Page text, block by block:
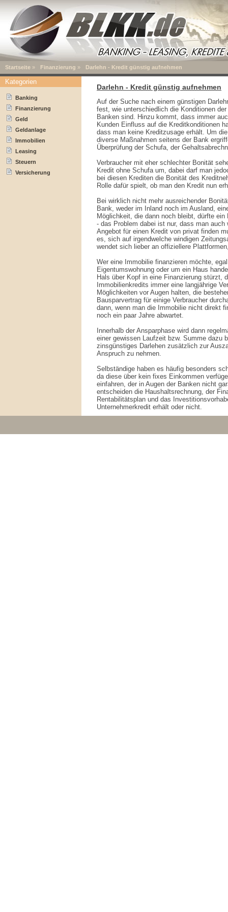
Startseite » Finanzierung » Darlehn - Kredit günstig aufnehmen
Darlehn - Kredit günstig aufnehmen
Auf der Suche nach einem günstigen
fest, wie unterschiedlich die Konditionen
Banken sind. Hinzu kommt, dass immer
Kunden Einfluss auf die Kreditkonditionen
dass man keine Kreditzusage erhält. Um
diverse Maßnahmen seitens der Bank
Überprüfung der Schufa, der
Verbraucher mit eher schlechter Bonität
Kredit ohne Schufa um, dabei darf man
bei diesen Krediten die Bonität des
Rolle dafür spielt, ob man den Kredit nun
Bei wirklich nicht mehr ausreichender
Bank, weder im Inland noch im Ausland,
Möglichkeit, die dann noch bleibt, dürfte
- das Problem dabei ist nur, dass man
Angebot für einen Kredit von privat finden
es, sich auf irgendwelche windigen
wendet sich lieber an offiziellere
Wer eine Immobilie finanzieren möchte,
Eigentumswohnung oder um ein Haus
Hals über Kopf in eine Finanzierung stürzt,
Immobilienkredits immer eine langjährige
Möglichkeiten vor Augen halten, die
Bausparvertrag für einige Verbraucher
dann, wenn man die Immobilie nicht direkt
noch ein paar Jahre abwartet.
Innerhalb der Ansparphase wird dann
einer gewissen Laufzeit bzw. Summe dazu
zinsgünstiges Darlehen zusätzlich zur
Anspruch zu nehmen.
Selbständige haben es häufig besonders
da diese über kein fixes Einkommen
einfahren, der in Augen der Banken nicht
entscheiden die Haushaltsrechnung, der
Rentabilitätsplan und das
Unternehmerkredit erhält oder nicht.
Kategorien
Banking
Finanzierung
Geld
Geldanlage
Immobilien
Leasing
Steuern
Versicherung